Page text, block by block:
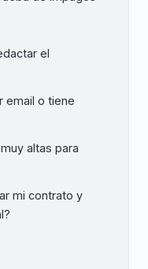
el
email o tiene
altas para
mi contrato y